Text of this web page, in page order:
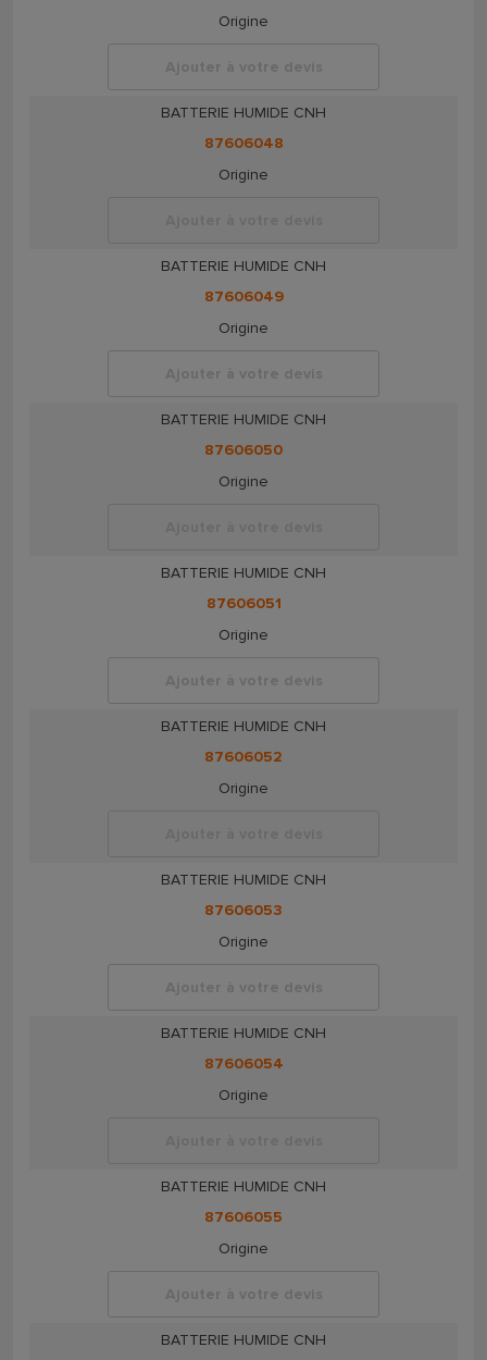
Origine
Ajouter à votre devis
BATTERIE HUMIDE CNH
87606048
Origine
BATTERIE HUMIDE CNH
87606049
Origine
Ajouter à votre devis
BATTERIE HUMIDE CNH
87606050
Origine
BATTERIE HUMIDE CNH
87606051
Origine
Ajouter à votre devis
BATTERIE HUMIDE CNH
87606052
Origine
BATTERIE HUMIDE CNH
87606053
Origine
Ajouter à votre devis
BATTERIE HUMIDE CNH
87606054
Origine
BATTERIE HUMIDE CNH
87606055
Origine
Ajouter à votre devis
BATTERIE HUMIDE CNH